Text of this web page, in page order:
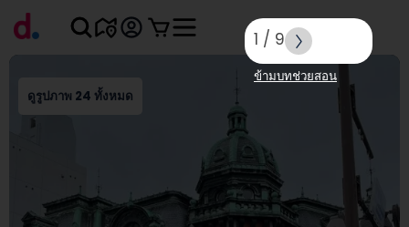
ดูรูปภาพ 24 ทั้งหมด
1 / 9
ข้ามบทช่วยสอน